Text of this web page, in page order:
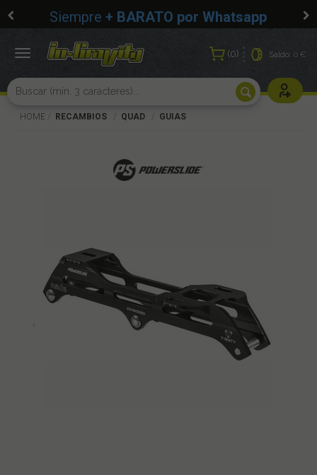
Siempre + BARATO por Whatsapp
0 Saldo:0 €
Usuarios
Toggle
HOME RECAMBIOS QUAD GUIAS